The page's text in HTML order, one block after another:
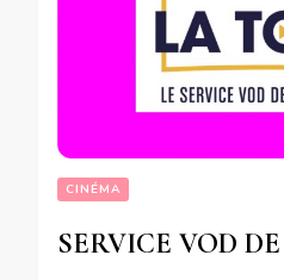
CINÉMA
SERVICE VOD